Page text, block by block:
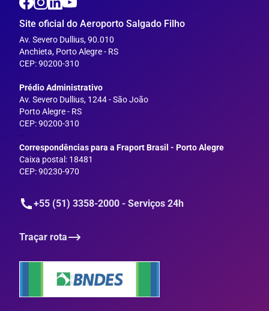
Site oficial do Aeroporto Salgado Filho
Av. Severo Dullius, 90.010
Anchieta, Porto Alegre - RS
CEP: 90200-310
Prédio Administrativo
Av. Severo Dullius, 1244 - São João
Porto Alegre - RS
CEP: 90200-310
--
Correspondências para a Fraport Brasil - Porto Alegre
Caixa postal: 18481
CEP: 90230-970
+55 (51) 3358-2000 - Serviços 24h
Traçar rota